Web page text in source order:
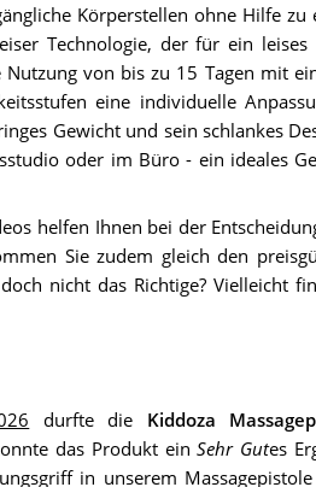
Körperstellen ohne Hilfe zu
Technologie, der für ein leises
von bis zu 15 Tagen mit
eine individuelle
Gewicht und sein schlankes
oder im Büro - ein ideales
helfen Ihnen bei der
Sie zudem gleich den
nicht das Richtige? Vielleicht
durfte die Kiddoza
das Produkt einSehr Gutes
in unserem